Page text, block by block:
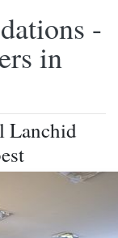
-
in
Lanchid